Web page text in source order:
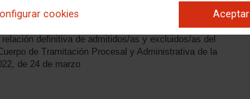
cookies Aceptar
de Justicia
definitiva de admitidos/as y excluidos/as del
de Tramitación Procesal y Administrativa de la
de 24 de marzo